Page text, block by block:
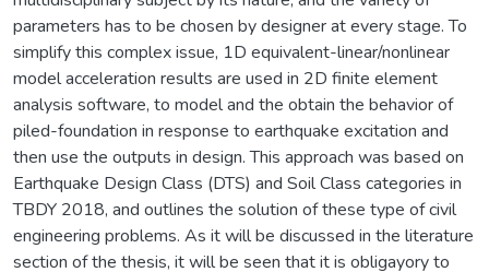
parameters has to be chosen by designer at every stage. To
simplify this complex issue, 1D equivalent-linear/nonlinear
model acceleration results are used in 2D finite element
analysis software, to model and the obtain the behavior of
piled-foundation in response to earthquake excitation and
then use the outputs in design. This approach was based on
Earthquake Design Class (DTS) and Soil Class categories in
TBDY 2018, and outlines the solution of these type of civil
engineering problems. As it will be discussed in the literature
section of the thesis, it will be seen that it is obligayory to